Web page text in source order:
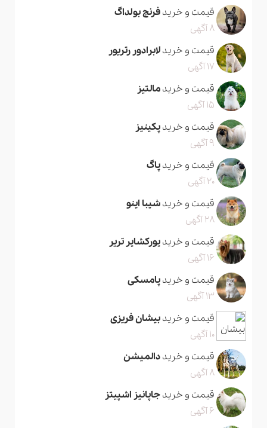
قیمت و خریدفرنچ بولداگ
8 آگهی
قیمت و خریدلابرادور رتریور
17 آگهی
قیمت و خریدمالتیز
15 آگهی
قیمت و خریدپکینیز
9 آگهی
قیمت و خریدپاگ
20 آگهی
قیمت و خریدشیبا اینو
28 آگهی
قیمت و خریدیورکشایر تریر
16 آگهی
قیمت و خریدپامسکی
13 آگهی
قیمت و خریدبیشان فریزی
10 آگهی
قیمت و خریددالمیشن
8 آگهی
قیمت و خریدجاپانیز اشپیتز
6 آگهی